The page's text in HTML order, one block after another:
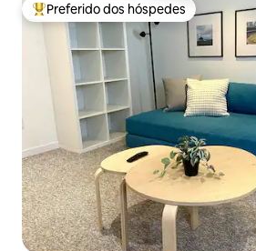
Entre os melhores preferidos dos
Preferido dos hóspedes